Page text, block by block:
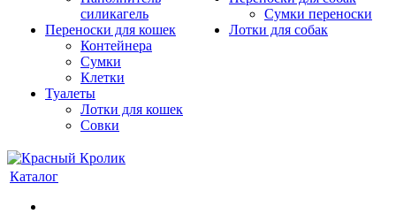
силикагель
Переноски для кошек
Контейнера
Сумки
Клетки
Туалеты
Лотки для кошек
Совки
Сумки переноски
Лотки для собак
Каталог